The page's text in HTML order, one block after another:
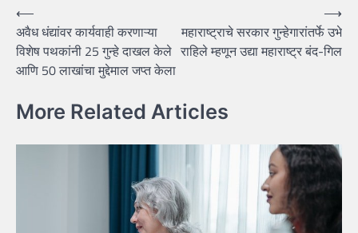
Post
navigation
⟵
अवैध धंद्यांवर कार्यवाही करणाऱ्या
विशेष पथकांनी 25 गुन्हे दाखल केले
आणि 50 लाखांचा मुद्देमाल जप्त केला
महाराष्ट्राचे सरकार गुन्हेगारांतर्फे उभे
राहिले म्हणून उद्या महाराष्ट्र बंद-गिल
⟶
More Related Articles